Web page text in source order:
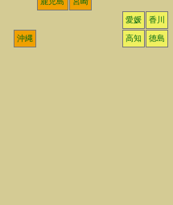
愛媛 香川
沖縄 高知 徳島